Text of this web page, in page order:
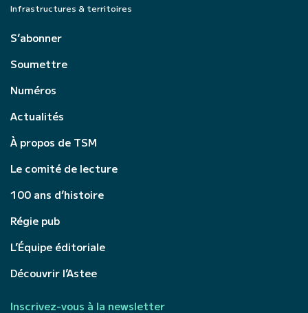
Infrastructures & territoires
S’abonner
Soumettre
Numéros
Actualités
À propos de TSM
Le comité de lecture
100 ans d’histoire
Régie pub
L’Équipe éditoriale
Découvrir l’Astee
Inscrivez-vous à la newsletter